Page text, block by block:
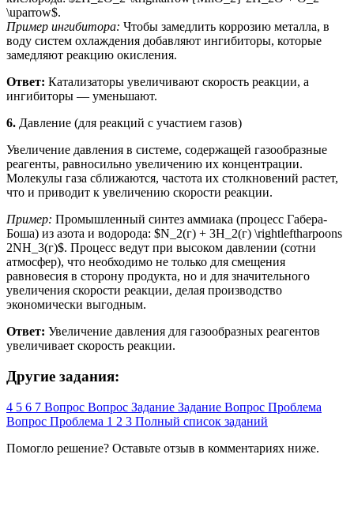
\uparrow$.
Пример ингибитора: Чтобы замедлить коррозию металла, в
воду систем охлаждения добавляют ингибиторы, которые
замедляют реакцию окисления.
Ответ: Катализаторы увеличивают скорость реакции, а
ингибиторы — уменьшают.
6. Давление (для реакций с участием газов)
Увеличение давления в системе, содержащей газообразные
реагенты, равносильно увеличению их концентрации.
Молекулы газа сближаются, частота их столкновений растет,
что и приводит к увеличению скорости реакции.
Пример: Промышленный синтез аммиака (процесс Габера-
Боша) из азота и водорода: $N_2(г) + 3H_2(г) \rightleftharpoons
2NH_3(г)$. Процесс ведут при высоком давлении (сотни
атмосфер), что необходимо не только для смещения
равновесия в сторону продукта, но и для значительного
увеличения скорости реакции, делая производство
экономически выгодным.
Ответ: Увеличение давления для газообразных реагентов
увеличивает скорость реакции.
Другие задания:
4 5 6 7 Вопрос Вопрос Задание Задание Вопрос Проблема
Вопрос Проблема 1 2 3 Полный список заданий
Помогло решение? Оставьте отзыв в комментариях ниже.